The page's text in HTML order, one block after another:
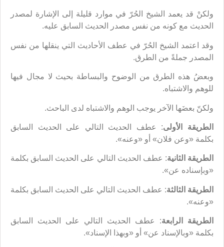
ولكنْ قد يعمد الشيخ الحُرّ في موارد قليلة إلى الإشارة لمصدر
الحديث مع كونه من نفس مصدر الحديث السابق عليه.
وقد اعتمد الشيخ الحُرّ في عطف الأحاديث التي ينقلها من نفس
المصدر جملةً من الطرق.
وبعضُ هذه الطرق من الوضوح والبساطة بحيث لا مجال فيها
للوهم والاشتباه.
ولكنّ بعضَها الآخر يوجب الوهم والاشتباه لدى الباحث.
الطريقة الأولى: عطف الحديث التالي على الحديث السابق
بكلمة «وعن فلان» أو «وعنه».
الطريقة الثانية: عطف الحديث التالي على الحديث السابق بكلمة
«وبإسناده عن».
الطريقة الثالثة: عطف الحديث التالي على الحديث السابق بكلمة
«وعنه».
الطريقة الرابعة: عطف الحديث التالي على الحديث السابق
بكلمة «وبالإسناد عن» أو «وبهذا الإسناد».